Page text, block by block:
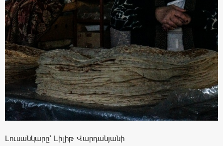
Լուսանկարը՝ Լիլիթ Վարդանյանի